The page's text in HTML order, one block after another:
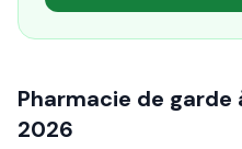
Pharmacie de garde
2026